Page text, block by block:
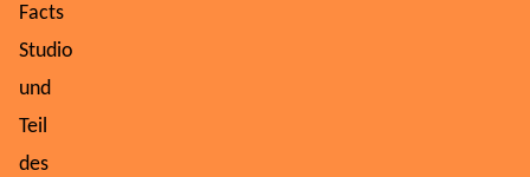
Facts
Studio
und
Teil
des